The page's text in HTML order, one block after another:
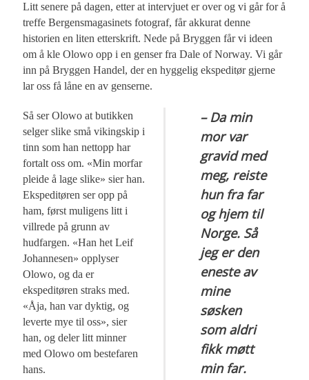
Litt senere på dagen, etter at intervjuet er over og vi går for å
treffe Bergensmagasinets fotograf, får akkurat denne
historien en liten etterskrift. Nede på Bryggen får vi ideen
om å kle Olowo opp i en genser fra Dale of Norway. Vi går
inn på Bryggen Handel, der en hyggelig ekspeditør gjerne
lar oss få låne en av genserne.
– Da min
mor var
gravid med
meg, reiste
hun fra far
og hjem til
Norge. Så
jeg er den
eneste av
mine
søsken
som aldri
fikk møtt
min far.
Så ser Olowo at butikken
selger slike små vikingskip i
tinn som han nettopp har
fortalt oss om. «Min morfar
pleide å lage slike» sier han.
Ekspeditøren ser opp på
ham, først muligens litt i
villrede på grunn av
hudfargen. «Han het Leif
Johannesen» opplyser
Olowo, og da er
ekspeditøren straks med.
«Åja, han var dyktig, og
leverte mye til oss», sier
han, og deler litt minner
med Olowo om bestefaren
hans.